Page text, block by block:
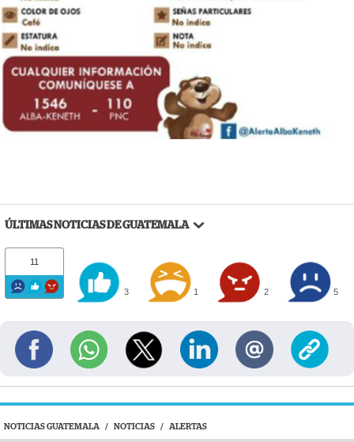
ÚLTIMAS NOTICIAS DE GUATEMALA
11
3 1 2 5
NOTICIAS GUATEMALA / NOTICIAS / ALERTAS